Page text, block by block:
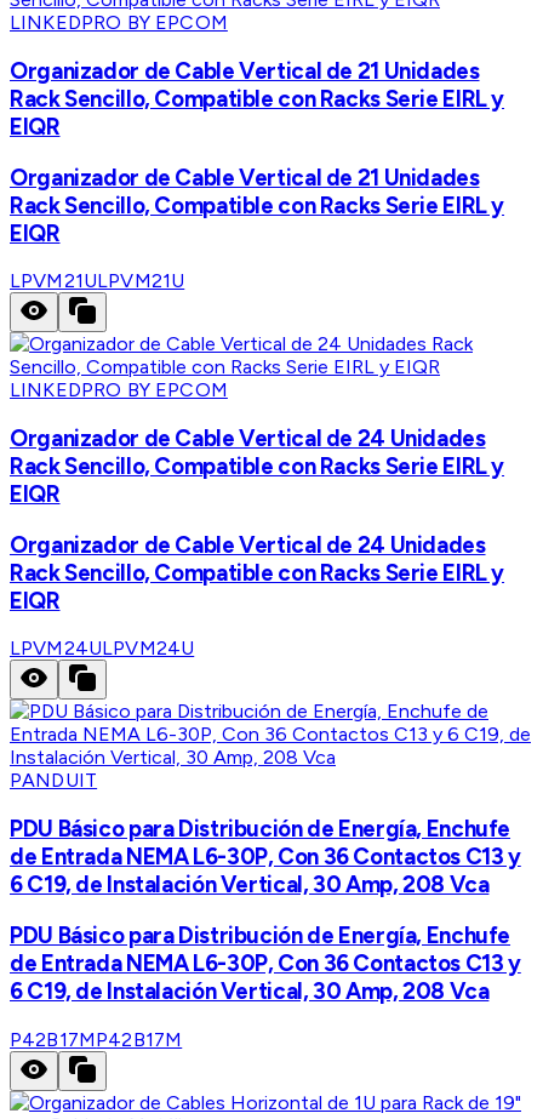
LINKEDPRO BY EPCOM
Organizador de Cable Vertical de 21 Unidades
Rack Sencillo, Compatible con Racks Serie EIRL y
EIQR
Organizador de Cable Vertical de 21 Unidades
Rack Sencillo, Compatible con Racks Serie EIRL y
EIQR
LPVM21ULPVM21U
LINKEDPRO BY EPCOM
Organizador de Cable Vertical de 24 Unidades
Rack Sencillo, Compatible con Racks Serie EIRL y
EIQR
Organizador de Cable Vertical de 24 Unidades
Rack Sencillo, Compatible con Racks Serie EIRL y
EIQR
LPVM24ULPVM24U
PANDUIT
PDU Básico para Distribución de Energía, Enchufe
de Entrada NEMA L6-30P, Con 36 Contactos C13 y
6 C19, de Instalación Vertical, 30 Amp, 208 Vca
PDU Básico para Distribución de Energía, Enchufe
de Entrada NEMA L6-30P, Con 36 Contactos C13 y
6 C19, de Instalación Vertical, 30 Amp, 208 Vca
P42B17MP42B17M